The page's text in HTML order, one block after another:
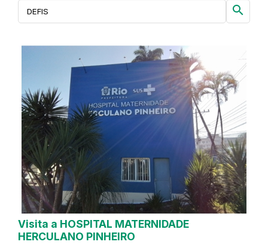
search
Visita a HOSPITAL MATERNIDADE
HERCULANO PINHEIRO